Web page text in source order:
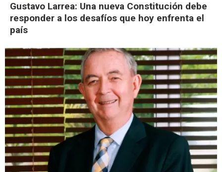
Gustavo Larrea: Una nueva Constitución debe
responder a los desafíos que hoy enfrenta el
país